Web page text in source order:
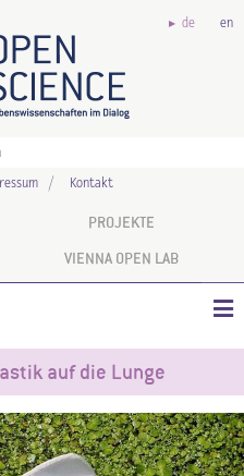
de en
Kontakt
PROJEKTE
VIENNA OPEN LAB
auf die Lunge